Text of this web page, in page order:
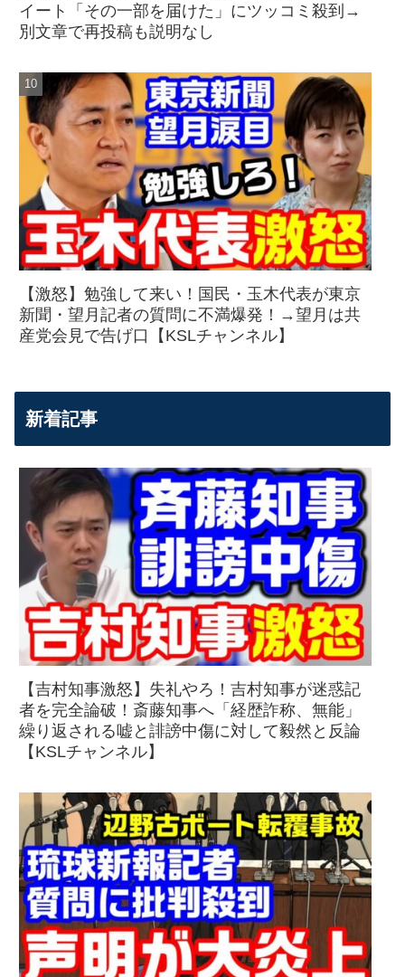
イート「その一部を届けた」にツッコミ殺到→
別文章で再投稿も説明なし
【激怒】勉強して来い！国民・玉木代表が東京
新聞・望月記者の質問に不満爆発！→望月は共
産党会見で告げ口【KSLチャンネル】
新着記事
【吉村知事激怒】失礼やろ！吉村知事が迷惑記
者を完全論破！斎藤知事へ「経歴詐称、無能」
繰り返される嘘と誹謗中傷に対して毅然と反論
【KSLチャンネル】